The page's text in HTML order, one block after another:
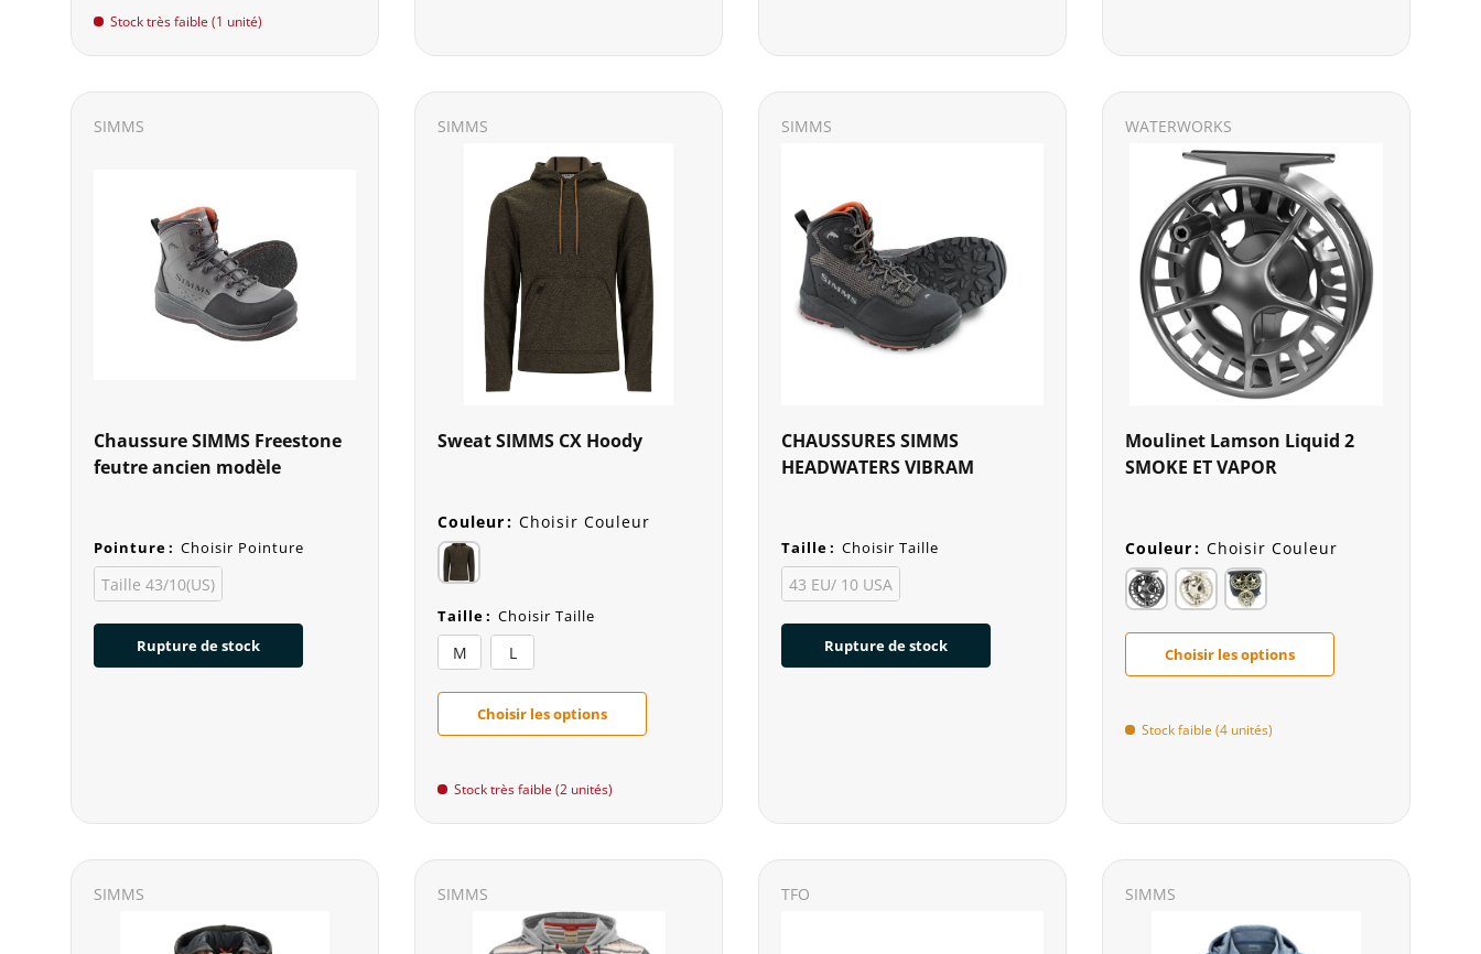
Stock très faible (1 unité)
SIMMS
Chaussure SIMMS Freestone
feutre ancien modèle
Pointure: Choisir Pointure
Taille 43/10(US)
Rupture de stock
SIMMS
Sweat SIMMS CX Hoody
Couleur: Choisir Couleur
Taille: Choisir Taille
M L
Choisir les options
Stock très faible (2 unités)
SIMMS
CHAUSSURES SIMMS
HEADWATERS VIBRAM
Taille: Choisir Taille
43 EU/ 10 USA
Rupture de stock
WATERWORKS
Moulinet Lamson Liquid 2
SMOKE ET VAPOR
Couleur: Choisir Couleur
Choisir les options
Stock faible (4 unités)
SIMMS SIMMS TFO SIMMS